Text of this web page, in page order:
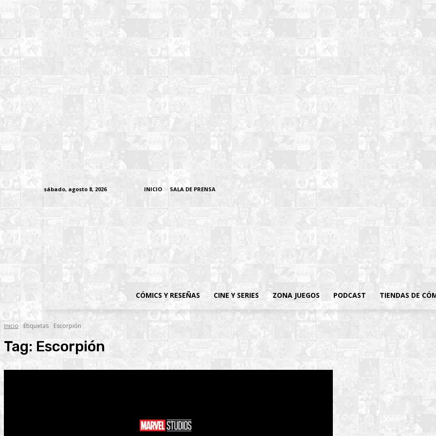
sábado, agosto 8, 2026 INICIO SALA DE PRENSA
CÓMICS Y RESEÑAS CINE Y SERIES ZONA JUEGOS PODCAST TIENDAS DE
Inicio Etiquetas Escorpión
Tag: Escorpión